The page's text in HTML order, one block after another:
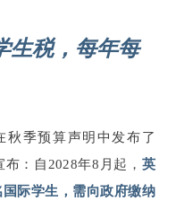
生税，每年每
秋季预算声明中发布了
：自2028年8月起， 英
际学生，需向政府缴纳